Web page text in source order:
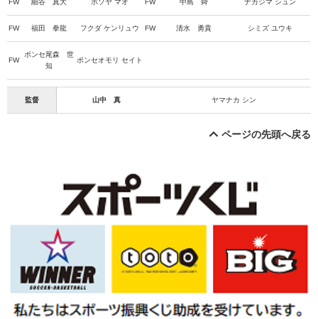
FW 福田 拳龍 フクダ ケンリュウ FW 清水 勇貴 シミズ ユウキ
FW
ポンセ尾森 世
知
ポンセオモリ セイト
監督 山中 真 ヤマナカ シン
ページの先頭へ戻る